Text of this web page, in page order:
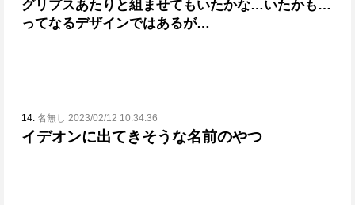
グリプスあたりと組ませてもいたかな…いたかも…
ってなるデザインではあるが…
14: 名無し 2023/02/12 10:34:36
イデオンに出てきそうな名前のやつ